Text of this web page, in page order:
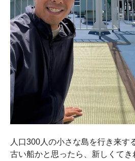
人口300人の小さな島を行き来す
古い船かと思ったら、新しくて